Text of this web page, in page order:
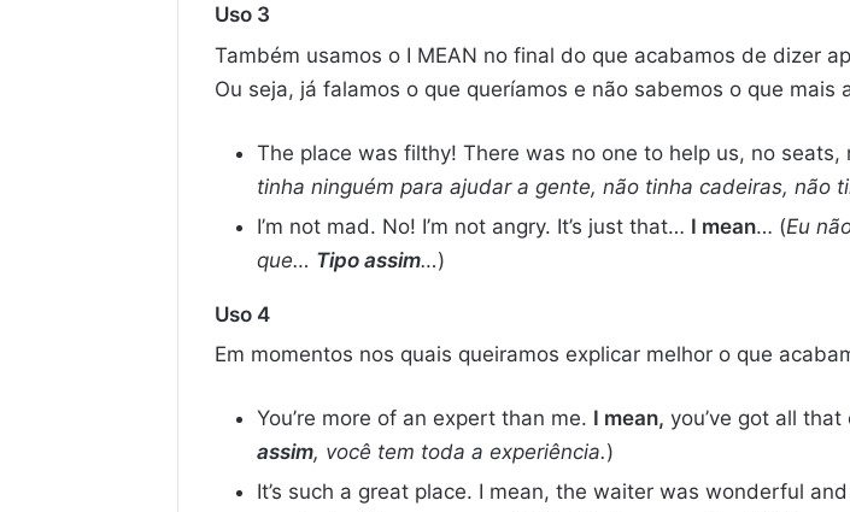
Uso 3
Também usamos o I MEAN no final do que acabamos de dizer
Ou seja, já falamos o que queríamos e não sabemos o que mais
The place was filthy! There was no one to help us, no seats,
tinha ninguém para ajudar a gente, não tinha cadeiras, não
I’m not mad. No! I’m not angry. It’s just that… I mean… (Eu
que… Tipo assim…)
Uso 4
Em momentos nos quais queiramos explicar melhor o que
You’re more of an expert than me. I mean, you’ve got all
assim, você tem toda a experiência.)
It’s such a great place. I mean, the waiter was wonderful